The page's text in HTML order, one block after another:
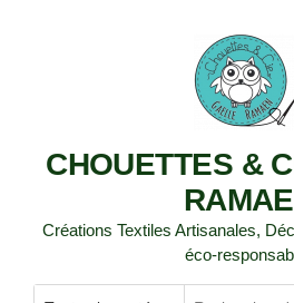
CHOUETTES &
Créations Textiles Artisanales,
éco-